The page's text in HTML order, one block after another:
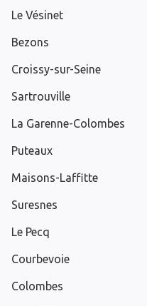
Le Vésinet
Bezons
Croissy-sur-Seine
Sartrouville
La Garenne-Colombes
Puteaux
Maisons-Laffitte
Suresnes
Le Pecq
Courbevoie
Colombes